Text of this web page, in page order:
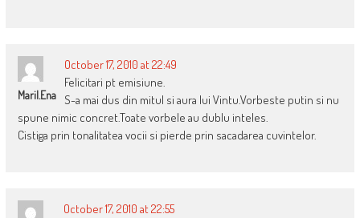
Maril.ena
October 17, 2010 at 22:49
Felicitari pt emisiune.
S-a mai dus din mitul si aura lui Vintu.Vorbeste putin si nu
spune nimic concret.Toate vorbele au dublu inteles.
Cistiga prin tonalitatea vocii si pierde prin sacadarea cuvintelor.
October 17, 2010 at 22:55